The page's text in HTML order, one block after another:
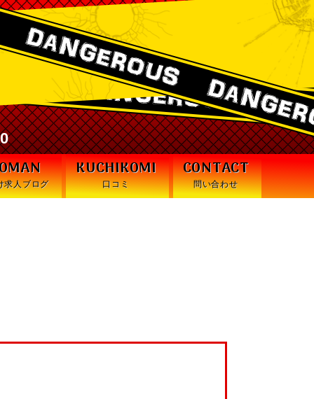
激安デリヘル・デンジャラス札幌
求人ブログ
KUCHIKOMI
口コミ
CONTACT
問い合わせ